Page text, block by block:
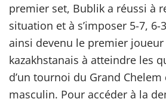
premier set, Bublik a réussi à
situation et à s’imposer 5-7, 6-
ainsi devenu le premier
kazakhstanais à atteindre les
d’un tournoi du Grand
masculin. Pour accéder à la